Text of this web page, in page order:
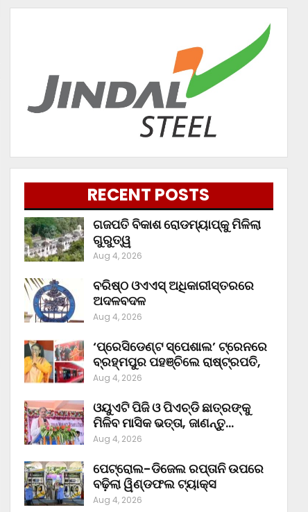
RECENT POSTS
ଗଜପତି ବିକାଶ ରୋଡମ୍ୟାପ୍‌କୁ ମିଳିଲା
ଗୁରୁତ୍ୱ
Aug 4, 2026
ବରିଷ୍ଠ ଓଏଏସ୍‌ ଅଧିକାରୀସ୍ତରରେ
ଅଦଳବଦଳ
Aug 4, 2026
‘ପ୍ରେସିଡେଣ୍ଟ ସ୍ପେଶାଲ’ ଟ୍ରେନରେ
ବ୍ରହ୍ମପୁର ପହଞ୍ଚିଲେ ରାଷ୍ଟ୍ରପତି,
Aug 4, 2026
ଓୟୁଏଟି ପିଜି ଓ ପିଏଚ୍‌ଡି ଛାତ୍ରଙ୍କୁ
ମିଳିବ ମାସିକ ଭତ୍ତା, ଜାଣନ୍ତୁ…
Aug 4, 2026
ପେଟ୍ରୋଲ-ଡିଜେଲ ରପ୍ତାନି ଉପରେ
ବଢ଼ିଲା ୱିଣ୍ଡଫଲ ଟ୍ୟାକ୍ସ
Aug 4, 2026